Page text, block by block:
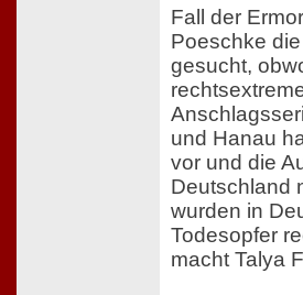
Fall der
Poeschke
gesucht,
und Hanau
vor und die
Deutschland
wurden in
Todesopfer
macht Talya